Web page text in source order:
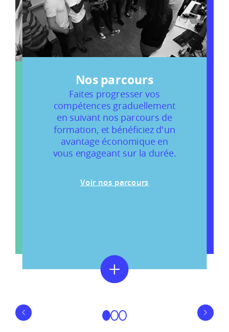
Nos parcours
Faites progresser vos
compétences graduellement
en suivant nos parcours de
formation, et bénéficiez d'un
avantage économique en
vous engageant sur la durée.
Voir nos parcours
1 2 3